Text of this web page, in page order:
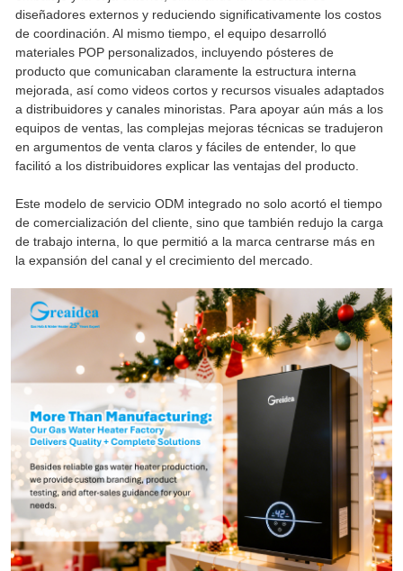
diseñadores externos y reduciendo significativamente los costos
de coordinación. Al mismo tiempo, el equipo desarrolló
materiales POP personalizados, incluyendo pósteres de
producto que comunicaban claramente la estructura interna
mejorada, así como videos cortos y recursos visuales adaptados
a distribuidores y canales minoristas. Para apoyar aún más a los
equipos de ventas, las complejas mejoras técnicas se tradujeron
en argumentos de venta claros y fáciles de entender, lo que
facilitó a los distribuidores explicar las ventajas del producto.
Este modelo de servicio ODM integrado no solo acortó el tiempo
de comercialización del cliente, sino que también redujo la carga
de trabajo interna, lo que permitió a la marca centrarse más en
la expansión del canal y el crecimiento del mercado.